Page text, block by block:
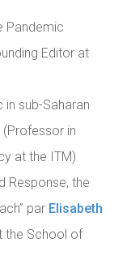
Pandemic
Editor at
in sub-Saharan
(Professor in
at the ITM)
Response, the
par Elisabeth
the School of